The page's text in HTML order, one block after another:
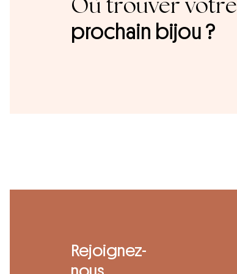
Où trouver votre
prochain bijou ?
Rejoignez-